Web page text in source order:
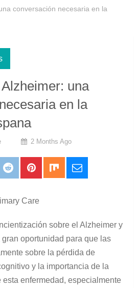
conversación necesaria en la
una
en la
2 Months Ago
Care
sobre el Alzheimer y
oportunidad para que las
sobre la pérdida de
y la importancia de la
enfermedad, especialmente